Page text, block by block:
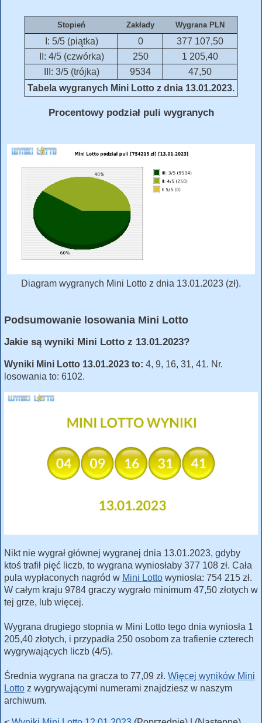
Stopień Zakłady Wygrana PLN
I: 5/5 (piątka) 0
377 107,50
II: 4/5 (czwórka)
250
1 205,40
III: 3/5 (trójka)
9534
47,50
Tabela wygranych Mini Lotto z dnia 13.01.2023.
Procentowy podział puli wygranych
Diagram wygranych Mini Lotto z dnia 13.01.2023 (zł).
Podsumowanie losowania Mini Lotto
Jakie są wyniki Mini Lotto z 13.01.2023?
Wyniki Mini Lotto 13.01.2023 to: 4, 9, 16, 31, 41. Nr.
losowania to: 6102.
Nikt nie wygrał głównej wygranej dnia 13.01.2023, gdyby
ktoś trafił pięć liczb, to wygrana wyniosłaby 377 108 zł. Cała
pula wypłaconych nagród w Mini Lotto wyniosła: 754 215 zł.
W całym kraju 9784 graczy wygrało minimum 47,50 złotych w
tej grze, lub więcej.
Wygrana drugiego stopnia w Mini Lotto tego dnia wyniosła 1
205,40 złotych, i przypadła 250 osobom za trafienie czterech
wygrywających liczb (4/5).
Średnia wygrana na gracza to 77,09 zł. Więcej wyników Mini
Lotto z wygrywającymi numerami znajdziesz w naszym
archiwum.